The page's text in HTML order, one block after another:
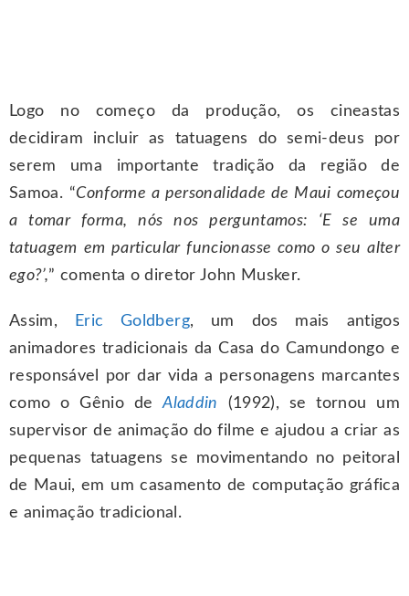
Logo no começo da produção, os cineastas
decidiram incluir as tatuagens do semi-deus por
serem uma importante tradição da região de
Samoa. “Conforme a personalidade de Maui começou
a tomar forma, nós nos perguntamos: ‘E se uma
tatuagem em particular funcionasse como o seu alter
ego?’,” comenta o diretor John Musker.
Assim, Eric Goldberg, um dos mais antigos
animadores tradicionais da Casa do Camundongo e
responsável por dar vida a personagens marcantes
como o Gênio deAladdin
(1992), se tornou um
supervisor de animação do filme e ajudou a criar as
pequenas tatuagens se movimentando no peitoral
de Maui, em um casamento de computação gráfica
e animação tradicional.